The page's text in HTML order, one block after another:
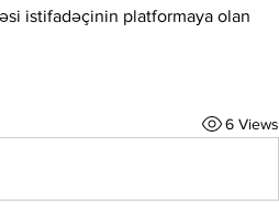
istifadəçinin platformaya olan
6 Views